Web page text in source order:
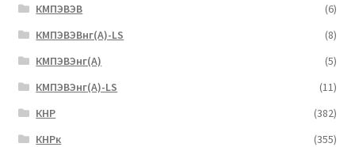
КМПЭВЭВ
(6)
КМПЭВЭВнг(А)-LS
(8)
КМПЭВЭнг(А)
(5)
КМПЭВЭнг(А)-LS
(11)
КНР
(382)
КНРк
(355)